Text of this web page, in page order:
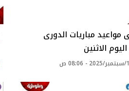
مباريات الدورى
الاثنين